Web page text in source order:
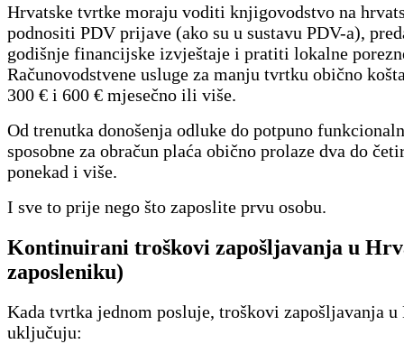
Hrvatske tvrtke moraju voditi knjigovodstvo na
podnositi PDV prijave (ako su u sustavu PDV-a),
godišnje financijske izvještaje i pratiti lokalne
Računovodstvene usluge za manju tvrtku obično
300 € i 600 € mjesečno ili više.
Od trenutka donošenja odluke do potpuno
sposobne za obračun plaća obično prolaze dva do
ponekad i više.
I sve to prije nego što zaposlite prvu osobu.
Kontinuirani troškovi zapošljavanja u
zaposleniku)
Kada tvrtka jednom posluje, troškovi zapošljavanja
uključuju: